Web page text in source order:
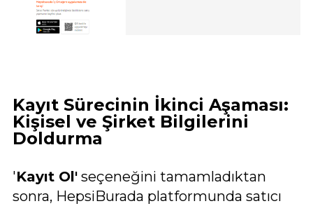
Kayıt Sürecinin İkinci Aşaması:
Kişisel ve Şirket Bilgilerini
Doldurma
'Kayıt Ol' seçeneğini tamamladıktan
sonra, HepsiBurada platformunda satıcı